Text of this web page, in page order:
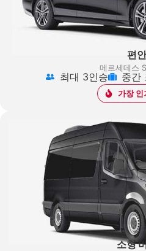
편안
메르세데스
최대 3인승 중간
가장 인
소형